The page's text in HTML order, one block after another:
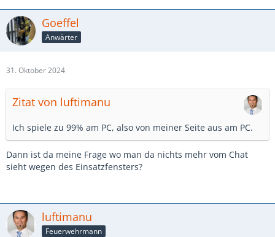
Goeffel
Anwärter
31. Oktober 2024
Zitat von luftimanu
Ich spiele zu 99% am PC, also von meiner Seite aus am PC.
Dann ist da meine Frage wo man da nichts mehr vom Chat
sieht wegen des Einsatzfensters?
luftimanu
Feuerwehrmann